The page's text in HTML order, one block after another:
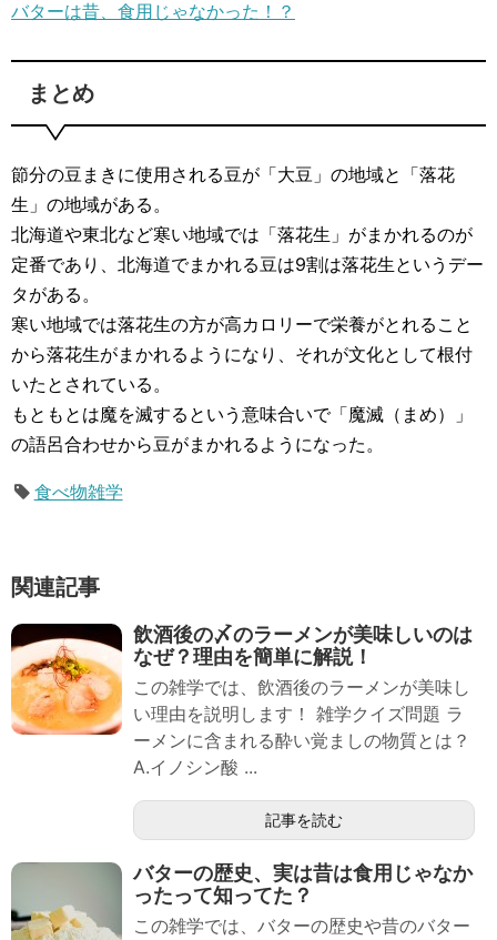
バターは昔、食用じゃなかった！？
まとめ
節分の豆まきに使用される豆が「大豆」の地域と「落花
生」の地域がある。
北海道や東北など寒い地域では「落花生」がまかれるのが
定番であり、北海道でまかれる豆は9割は落花生というデー
タがある。
寒い地域では落花生の方が高カロリーで栄養がとれること
から落花生がまかれるようになり、それが文化として根付
いたとされている。
もともとは魔を滅するという意味合いで「魔滅（まめ）」
の語呂合わせから豆がまかれるようになった。
食べ物雑学
関連記事
飲酒後の〆のラーメンが美味しいのは
なぜ？理由を簡単に解説！
この雑学では、飲酒後のラーメンが美味し
い理由を説明します！ 雑学クイズ問題 ラ
ーメンに含まれる酔い覚ましの物質とは？
A.イノシン酸 ...
記事を読む
バターの歴史、実は昔は食用じゃなか
ったって知ってた？
この雑学では、バターの歴史や昔のバター